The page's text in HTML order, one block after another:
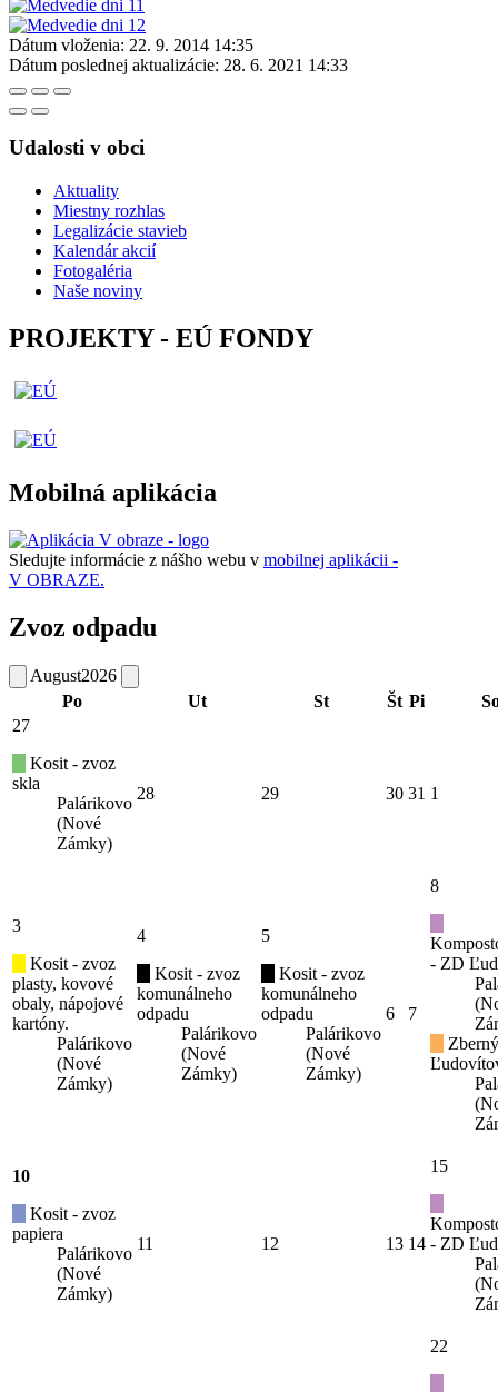
Dátum vloženia: 22. 9. 2014 14:35
Dátum poslednej aktualizácie: 28. 6. 2021 14:33
Udalosti v obci
Aktuality
Miestny rozhlas
Legalizácie stavieb
Kalendár akcií
Fotogaléria
Naše noviny
PROJEKTY - EÚ FONDY
Mobilná aplikácia
Sledujte informácie z nášho webu v mobilnej aplikácii -
V OBRAZE.
Zvoz odpadu
August2026
Po
Ut St Št Pi
27
Kosit - zvoz
skla
Palárikovo
(Nové
Zámky)
28 29 30 31 1
3
Kosit - zvoz
plasty, kovové
obaly, nápojové
kartóny.
Palárikovo
(Nové
Zámky)
4
Kosit - zvoz
komunálneho
odpadu
Palárikovo
(Nové
Zámky)
5
Kosit - zvoz
komunálneho
odpadu
Palárikovo
(Nové
Zámky)
6 7
8
- ZD
10
Kosit - zvoz
papiera
Palárikovo
(Nové
Zámky)
11 12 13 14
15
- ZD
22